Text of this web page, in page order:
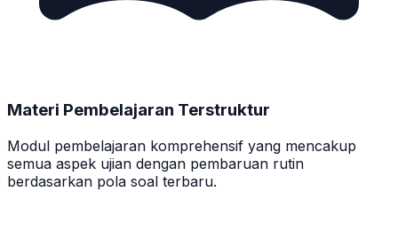
Materi Pembelajaran Terstruktur
Modul pembelajaran komprehensif yang mencakup
semua aspek ujian dengan pembaruan rutin
berdasarkan pola soal terbaru.